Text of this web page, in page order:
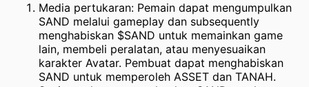
Media pertukaran: Pemain dapat mengumpulkan
SAND melalui gameplay dan subsequently
menghabiskan $SAND untuk memainkan game
lain, membeli peralatan, atau menyesuaikan
karakter Avatar. Pembuat dapat menghabiskan
SAND untuk memperoleh ASSET dan TANAH.